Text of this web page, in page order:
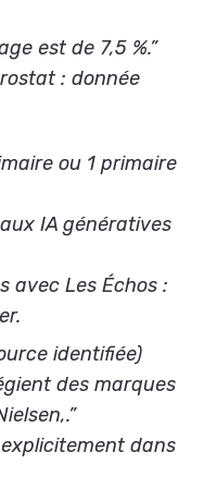
est de 7,5 %.”
: donnée
ou 1 primaire
IA génératives
avec Les Échos :
identifiée)
des marques
dans